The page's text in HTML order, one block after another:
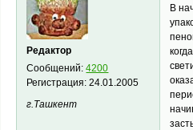
Редактор
Сообщений:4200
Регистрация:24.01.2005
г.Ташкент
В